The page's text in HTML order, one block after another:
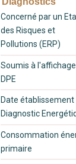
Concerné par un
des Risques et
Pollutions (ERP)
Soumis à
DPE
Date établissement
Diagnostic
Consommation
primaire